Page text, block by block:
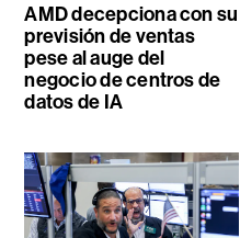
AMD decepciona con su
previsión de ventas
pese al auge del
negocio de centros de
datos de IA